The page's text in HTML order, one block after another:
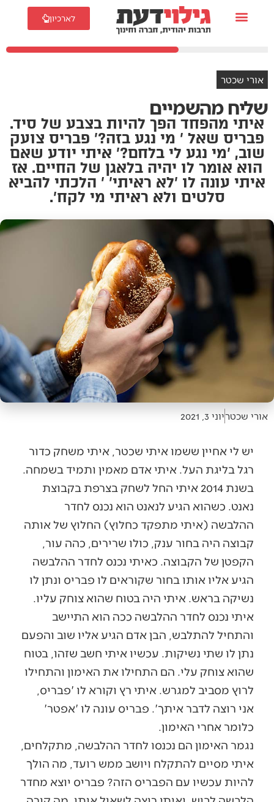
לארכיון
אורי שכטר
שליח מהשמיים
איתי מהפחד הפך להיות בצבע של סיד.
פבריס שאל ' מי נגע בזה?' פבריס צועק
שוב, 'מי נגע לי בלחם?' איתי יודע שאם
הוא אומר לו יהיה בלאגן של החיים. אז
איתי עונה לו 'לא ראיתי' ' הלכתי להביא
סלטים ולא ראיתי מי לקח'.
אורי שכטריוני 3, 2021
יש לי אחיין ששמו איתי שכטר, איתי משחק כדור
רגל בליגת העל. איתי אדם מאמין ותמיד בשמחה.
בשנת 2014 איתי החל לשחק בצרפת בקבוצת
נאנט. כשהוא הגיע לנאנט הוא נכנס לחדר
ההלבשה (איתי מתפקד כחלוץ) החלוץ של אותה
קבוצה היה בחור ענק, כולו שרירים, כהה עור,
הקפטן של הקבוצה. כאיתי נכנס לחדר ההלבשה
הגיע אליו אותו בחור שקוראים לו פבריס ונתן לו
נשיקה בראש. איתי היה בטוח שהוא צוחק עליו.
איתי נכנס לחדר ההלבשה ככה הוא התיישב
והתחיל להתלבש, הבן אדם הגיע אליו שוב והפעם
נתן לו שתי נשיקות. עכשיו איתי חשב שזהו, בטוח
שהוא צוחק עלי. הם התחילו את האימון והתחילו
לרוץ מסביב למגרש. איתי רץ וקורא לו 'פבריס,
אני רוצה לדבר איתך'. פבריס עונה לו 'אפטר'
כלומר אחרי האימון.
נגמר האימון הם נכנסו לחדר ההלבשה, מתקלחים,
איתי מסיים להתקלח ויושב ממש רועד, מה הולך
להיות עכשיו עם הפבריס הזה? פבריס יוצא מחדר